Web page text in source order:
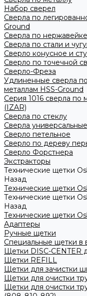
Набор сверел
Сверла по
Ground
Сверла по
Сверла по стали и
Сверло конусное и
Сверло по точечной
Сверло-Фреза
Удлиненные сверла
металлам HSS-Ground
Серия 1016 сверла по
(IZAR)
Сверла по стеклу
Сверла
Сверло петельное
Сверло по дереву
Сверло Форстнера
Экстракторы
Технические щетки
Назад
Технические щетки
Технические щетки
Назад
Технические щетки
Адаптеры
Ручные щетки
Специальные щетки в
Щетки DISC-CENTER
Щетки REFILL
Щетки для зачистки
Щетки для очистки
Щетки для очистки